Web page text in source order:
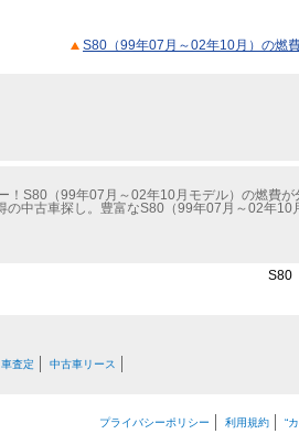
S80（99年07月～02年10月）の燃
S80（99年07月～02年10月モデル）の燃費が
中古車探し。豊富なS80（99年07月～02年
S80
査定 中古車リース
プライバシーポリシー 利用規約 “